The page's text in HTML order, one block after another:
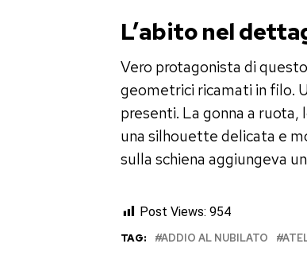
L’abito nel
Vero protagonista di
geometrici ricamati in filo.
presenti. La gonna a ruota,
una silhouette delicata e
sulla schiena aggiungeva
Post Views: 954
TAG: ADDIO AL NUBILATO